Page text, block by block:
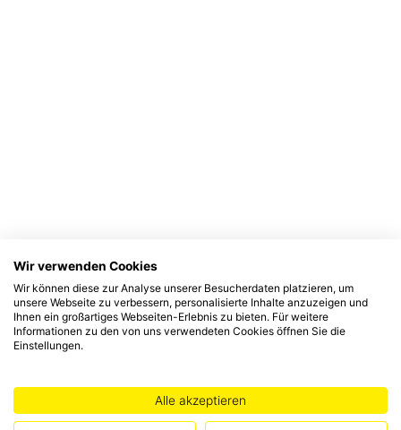
Wir verwenden Cookies
Wir können diese zur Analyse unserer Besucherdaten platzieren, um
unsere Webseite zu verbessern, personalisierte Inhalte anzuzeigen und
Ihnen ein großartiges Webseiten-Erlebnis zu bieten. Für weitere
Informationen zu den von uns verwendeten Cookies öffnen Sie die
Einstellungen.
Alle akzeptieren